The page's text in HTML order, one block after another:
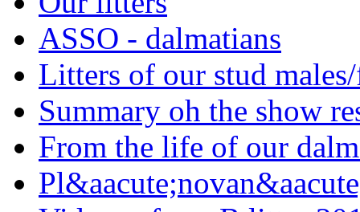
ASSO - dalmatians
Litters of our stud
Summary oh the show
From the life of our